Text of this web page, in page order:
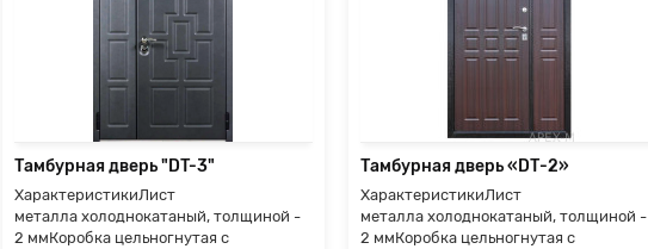
Тамбурная дверь "DT-3"
ХарактеристикиЛист
металла холоднокатаный, толщиной -
2 ммКоробка цельногнутая с
Тамбурная дверь «DТ-2»
ХарактеристикиЛист
металла холоднокатаный, толщиной -
2 ммКоробка цельногнутая с